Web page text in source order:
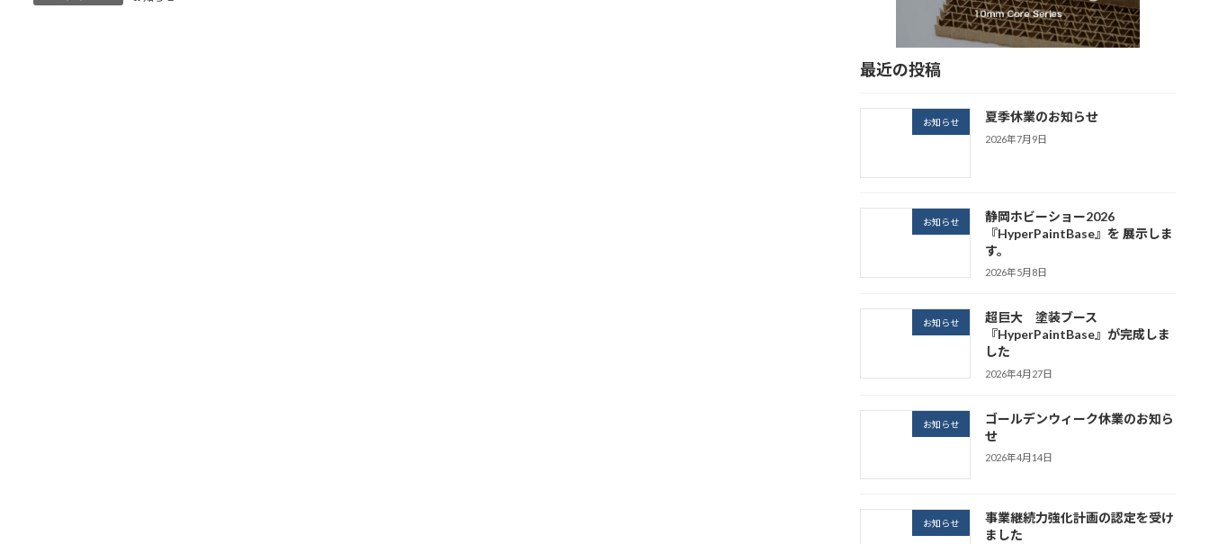
最近の投稿
お知らせ 夏季休業のお知らせ
2026年7月9日
お知らせ
静岡ホビーショー2026
『HyperPaintBase』を 展示しま
す。
2026年5月8日
お知らせ
超巨大 塗装ブース
『HyperPaintBase』が完成しま
した
2026年4月27日
お知らせ
ゴールデンウィーク休業のお知ら
せ
2026年4月14日
お知らせ
事業継続力強化計画の認定を受け
ました